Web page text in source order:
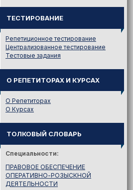
ТЕСТИРОВАНИЕ
Репетиционное тестирование
Централизованное тестирование
Тестовые задания
О РЕПЕТИТОРАХ И КУРСАХ
О Репетиторах
О Курсах
ТОЛКОВЫЙ СЛОВАРЬ
Специальности:
ПРАВОВОЕ ОБЕСПЕЧЕНИЕ
ОПЕРАТИВНО-РОЗЫСКНОЙ
ДЕЯТЕЛЬНОСТИ